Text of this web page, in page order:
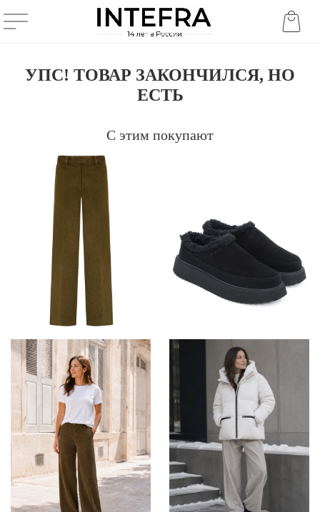
УПС! ТОВАР ЗАКОНЧИЛСЯ, НО
ЕСТЬ
С этим покупают